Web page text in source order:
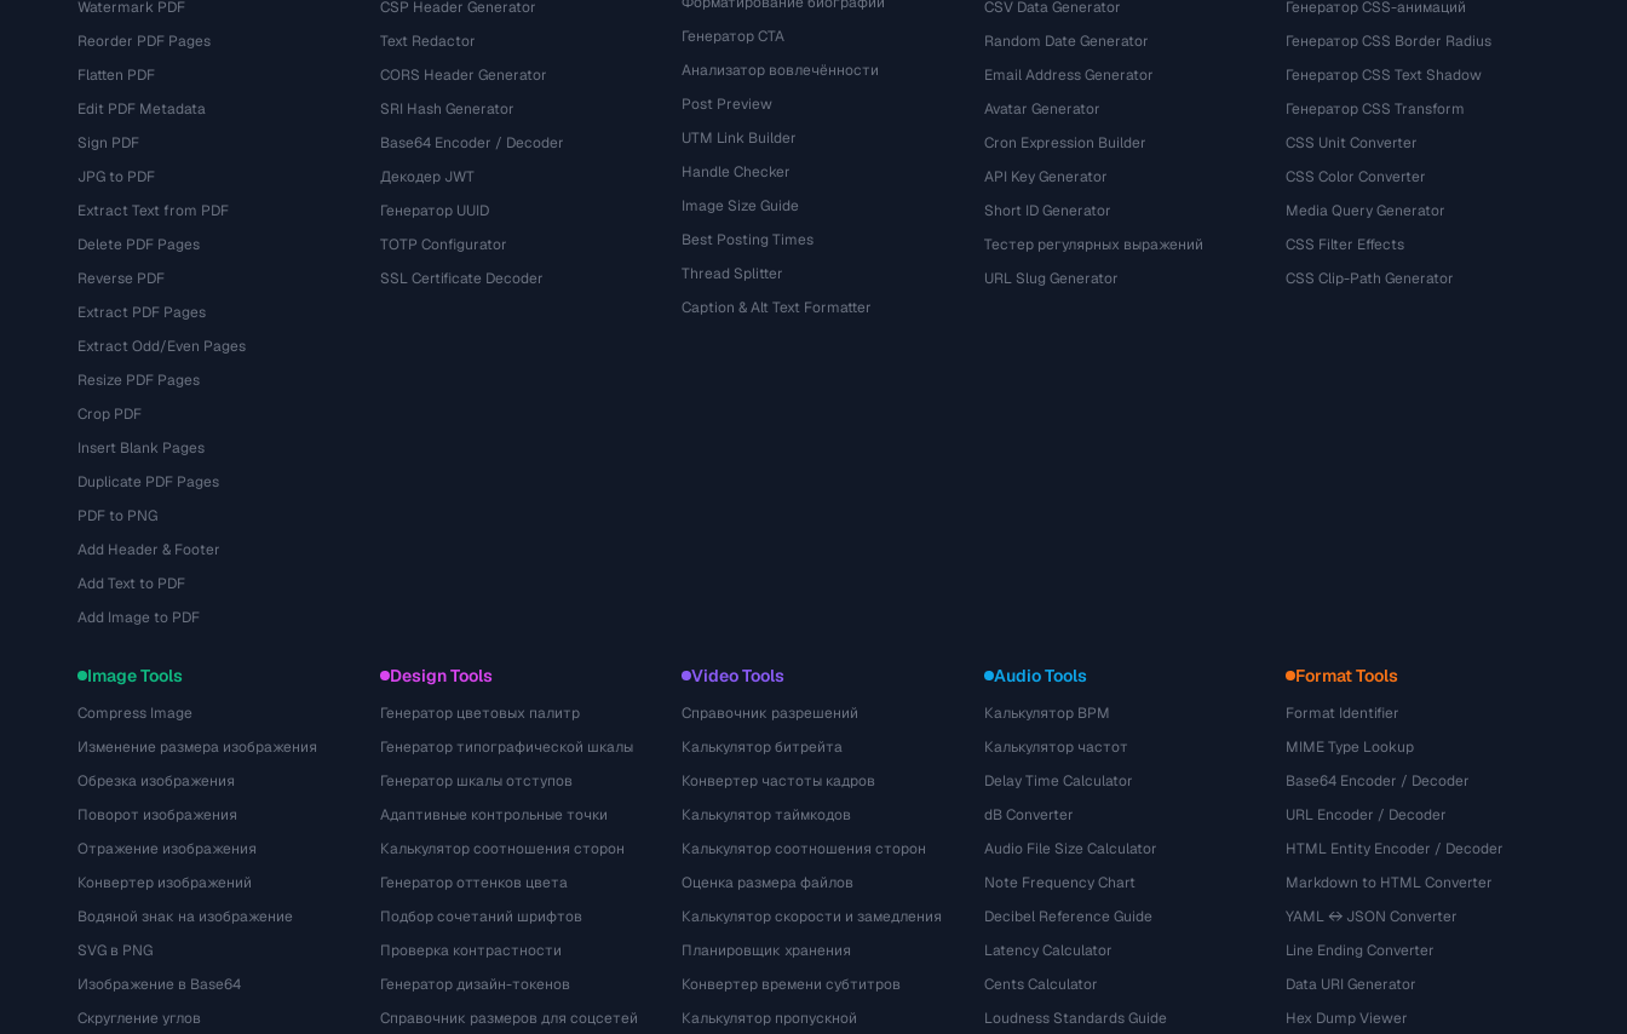
Watermark PDF
Reorder PDF Pages
Flatten PDF
Edit PDF Metadata
Sign PDF
JPG to PDF
Extract Text from PDF
Delete PDF Pages
Reverse PDF
Extract PDF Pages
Extract Odd/Even Pages
Resize PDF Pages
Crop PDF
Insert Blank Pages
Duplicate PDF Pages
PDF to PNG
Add Header & Footer
Add Text to PDF
Add Image to PDF
CSP Header Generator
Text Redactor
CORS Header Generator
SRI Hash Generator
Base64 Encoder / Decoder
Декодер JWT
Генератор UUID
TOTP Configurator
SSL Certificate Decoder
Генератор CTA
Анализатор вовлечённости
Post Preview
UTM Link Builder
Handle Checker
Image Size Guide
Best Posting Times
Thread Splitter
Caption & Alt Text Formatter
CSV Data Generator
Random Date Generator
Email Address Generator
Avatar Generator
Cron Expression Builder
API Key Generator
Short ID Generator
Тестер регулярных выражений
URL Slug Generator
Генератор CSS-анимаций
Генератор CSS Border Radius
Генератор CSS Text Shadow
Генератор CSS Transform
CSS Unit Converter
CSS Color Converter
Media Query Generator
CSS Filter Effects
CSS Clip-Path Generator
Image Tools
Compress Image
Изменение размера изображения
Обрезка изображения
Поворот изображения
Отражение изображения
Конвертер изображений
Водяной знак на изображение
SVG в PNG
Изображение в Base64
Скругление углов
Design Tools
Генератор цветовых палитр
Генератор типографической шкалы
Генератор шкалы отступов
Адаптивные контрольные точки
Калькулятор соотношения сторон
Генератор оттенков цвета
Подбор сочетаний шрифтов
Проверка контрастности
Генератор дизайн-токенов
Справочник размеров для соцсетей
Video Tools
Справочник разрешений
Калькулятор битрейта
Конвертер частоты кадров
Калькулятор таймкодов
Калькулятор соотношения сторон
Оценка размера файлов
Калькулятор скорости и замедления
Планировщик хранения
Конвертер времени субтитров
Калькулятор пропускной
Audio Tools
Калькулятор BPM
Калькулятор частот
Delay Time Calculator
dB Converter
Audio File Size Calculator
Note Frequency Chart
Decibel Reference Guide
Latency Calculator
Cents Calculator
Loudness Standards Guide
Format Tools
Format Identifier
MIME Type Lookup
Base64 Encoder / Decoder
URL Encoder / Decoder
HTML Entity Encoder / Decoder
Markdown to HTML Converter
YAML ↔ JSON Converter
Line Ending Converter
Data URI Generator
Hex Dump Viewer